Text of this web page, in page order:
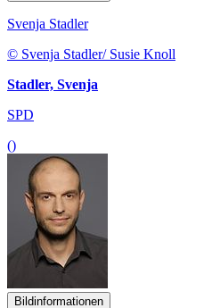
Svenja Stadler
© Svenja Stadler/ Susie Knoll
Stadler, Svenja
SPD
()
Bildinformationen